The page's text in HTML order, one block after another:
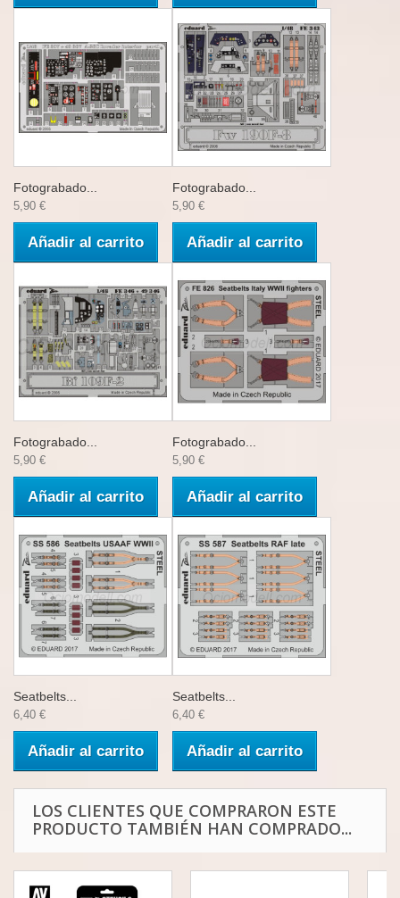
Fotograbado...
5,90 €
Añadir al carrito
Fotograbado...
5,90 €
Añadir al carrito
Fotograbado...
5,90 €
Añadir al carrito
Fotograbado...
5,90 €
Añadir al carrito
Seatbelts...
6,40 €
Añadir al carrito
Seatbelts...
6,40 €
Añadir al carrito
LOS CLIENTES QUE COMPRARON ESTE
PRODUCTO TAMBIÉN HAN COMPRADO...